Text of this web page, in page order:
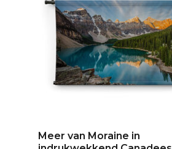
Meer van Moraine in